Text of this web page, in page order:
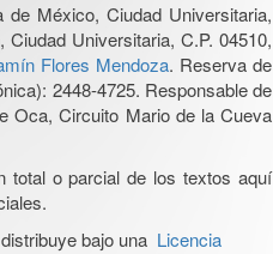
México, Ciudad Universitaria,
Universitaria, C.P. 04510,
Flores Mendoza. Reserva de
2448-4725. Responsable de
Oca, Circuito Mario de la Cueva
total o parcial de los textos aquí
bajo una Licencia